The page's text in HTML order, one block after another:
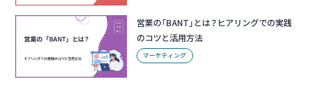
営業の「BANT」とは？ヒアリングでの実践
のコツと活用方法
マーケティング